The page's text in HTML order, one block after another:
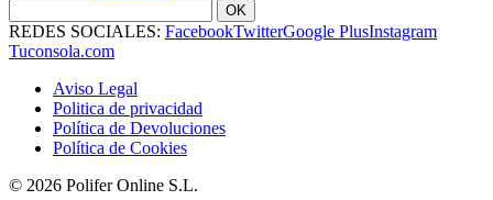
OK
REDES SOCIALES: FacebookTwitterGoogle PlusInstagram
Tuconsola.com
Aviso Legal
Politica de privacidad
Política de Devoluciones
Política de Cookies
© 2026 Polifer Online S.L.